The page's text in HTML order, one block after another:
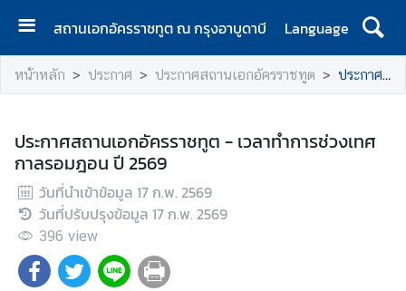
สถานเอกอัครราชทูต ณ กรุงอาบูดาบี
Language
ห
น้
ร
ก
ติ
ด
อ
หน้าหลัก ประกาศ ประกาศสถานเอกอัครราชทูต ประกาศสถานเอกอัครราชทูต - เวลาทำการช่วงเทศกาลรอมฎอน ปี 2569
ประกาศสถานเอกอัครราชทูต - เวลาทำการช่วงเทศ
กาลรอมฎอน ปี 2569
วันที่นำเข้าข้อมูล 17 ก.พ. 2569
วันที่ปรับปรุงข้อมูล 17 ก.พ. 2569
396 view